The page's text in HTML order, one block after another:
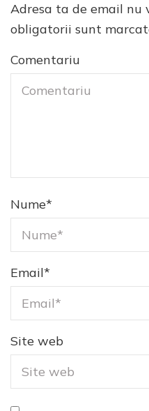
Adresa ta de email nu
obligatorii sunt
Comentariu
Nume*
Email*
Site web